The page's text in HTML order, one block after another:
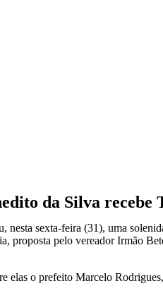
da Silva
sexta-feira (31), uma
proposta pelo vereador Irmão
elas o prefeito Marcelo